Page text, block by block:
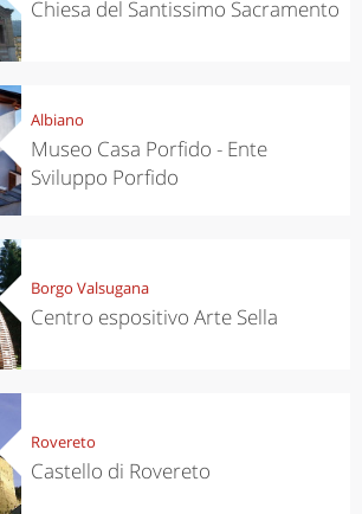
Chiesa del Santissimo Sacramento
Albiano
Museo Casa Porfido - Ente
Sviluppo Porfido
Borgo Valsugana
Centro espositivo Arte Sella
Rovereto
Castello di Rovereto